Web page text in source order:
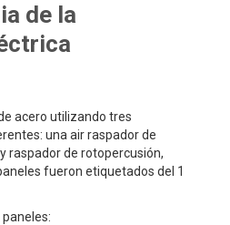
de la
acero utilizando tres
una air raspador de
raspador de rotopercusión,
fueron etiquetados del 1